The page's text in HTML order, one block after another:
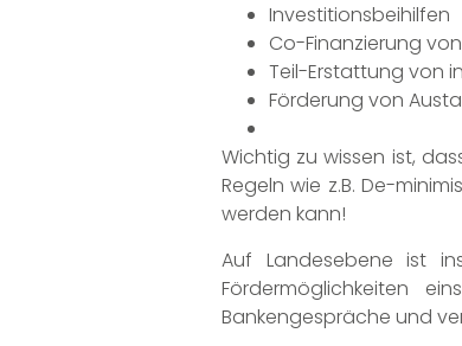
Investitionsbeihilfen
Co-Finanzierung
Teil-Erstattung von
Förderung von
Wichtig zu wissen ist,
Regeln wie z.B. De-
werden kann!
Auf Landesebene ist
Fördermöglichkeiten
Bankengespräche und